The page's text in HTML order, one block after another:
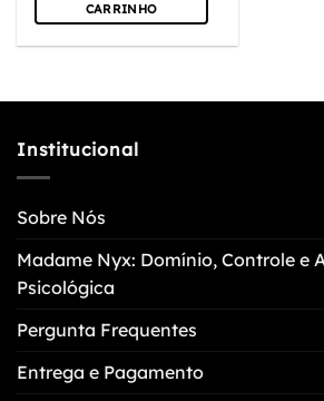
CARRINHO
Institucional
Sobre Nós
Madame Nyx: Domínio, Controle e
Psicológica
Pergunta Frequentes
Entrega e Pagamento